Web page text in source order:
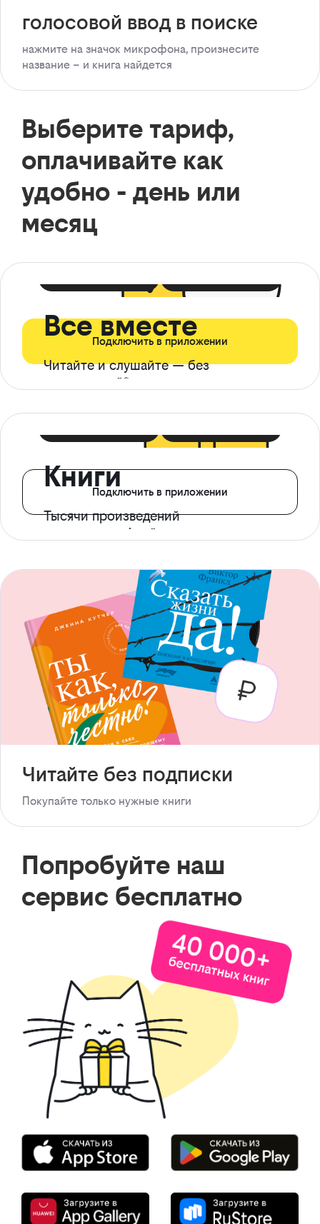
голосовой ввод в поиске
нажмите на значок микрофона, произнесите
название – и книга найдется
Выберите тариф,
оплачивайте как
удобно - день или
месяц
Все вместе
Читайте и слушайте — без
ограничений*
Подключить в приложении
Книги
Тысячи произведений
с доступом офлайн
Подключить в приложении
Читайте без подписки
Покупайте только нужные книги
Попробуйте наш
сервис бесплатно